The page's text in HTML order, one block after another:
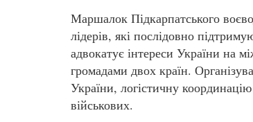
Маршалок Підкарпатського
лідерів, які послідовно
адвокатує інтереси України на
громадами двох країн.
України, логістичну
військових.